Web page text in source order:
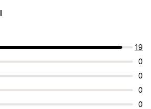
19
0
0
0
0